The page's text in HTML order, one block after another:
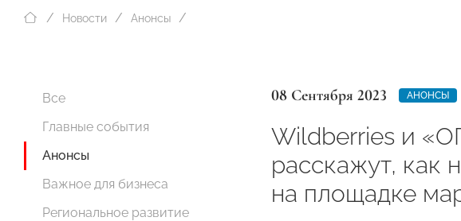
Новости Анонсы
Все
Главные события
Анонсы
Важное для бизнеса
Региональное развитие
08 Сентября 2023 АНОНСЫ
Wildberries и
расскажут, как
на площадке